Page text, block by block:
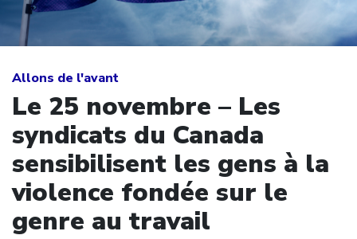
Allons de l'avant
Le 25 novembre – Les
syndicats du Canada
sensibilisent les gens à la
violence fondée sur le
genre au travail